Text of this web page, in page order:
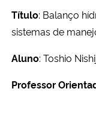
Título: Balanço
sistemas de
Aluno: Toshio
Professor